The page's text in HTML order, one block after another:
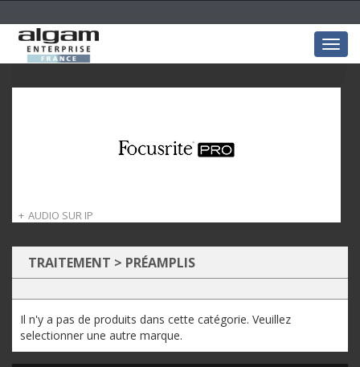
AUDIO SUR IP
TRAITEMENT > PRÉAMPLIS
Il n'y a pas de produits dans cette catégorie. Veuillez
selectionner une autre marque.